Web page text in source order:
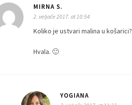
MIRNA S.
2. veljače 2017. at 10:54
Koliko je ustvari malina u košarici?
Hvala. 🙂
YOGIANA